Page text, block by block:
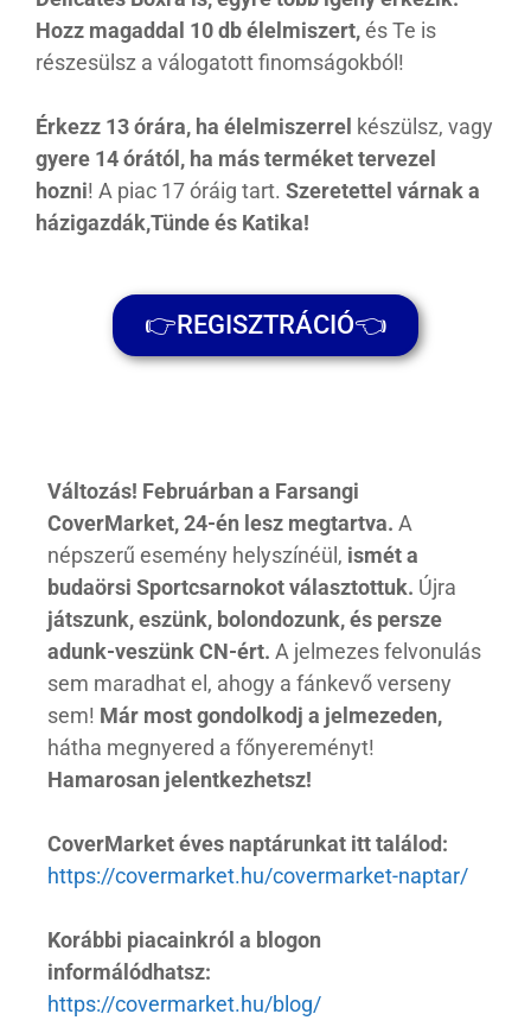
Hozz magaddal 10 db élelmiszert,és Te is
részesülsz a válogatott finomságokból!
Érkezz 13 órára, ha élelmiszerrel készülsz, vagy
gyere 14 órától, ha más terméket tervezel
hozni! A piac 17 óráig tart. Szeretettel várnak a
házigazdák,Tünde és Katika!
👉REGISZTRÁCIÓ👈
Változás! Februárban a Farsangi
CoverMarket, 24-én lesz megtartva. A
népszerű esemény helyszínéül, ismét a
budaörsi Sportcsarnokot választottuk. Újra
játszunk, eszünk, bolondozunk, és persze
adunk-veszünk CN-ért. A jelmezes felvonulás
sem maradhat el, ahogy a fánkevő verseny
sem! Már most gondolkodj a jelmezeden,
hátha megnyered a főnyereményt!
Hamarosan jelentkezhetsz!
CoverMarket éves naptárunkat itt találod:
https://covermarket.hu/covermarket-naptar/
Korábbi piacainkról a blogon
informálódhatsz:
https://covermarket.hu/blog/